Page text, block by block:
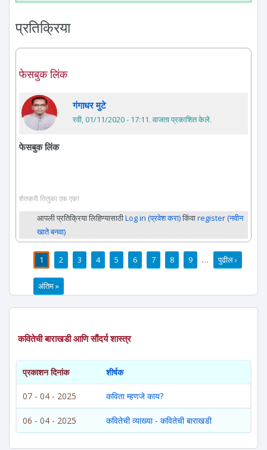
प्रतिक्रिया
फेसबुक लिंक
गंगाधर मुटे
रवी, 01/11/2020 - 17:11. वाजता प्रकाशित केले.
फेसबुक लिंक
शेतकरी तितुका एक एक!
आपली प्रतिक्रिया लिहिण्यासाठीLog in (प्रवेश करा)किंवाregister (नवीन
खाते बनवा)
पाने 1 2 3 4 5 6 7 8 9 … पुढील ›
अंतिम »
कवितेची बाराखडी आणि सौंदर्य शास्त्र
प्रकाशन दिनांक शीर्षक
07 - 04 - 2025 कविता म्हणजे काय?
06 - 04 - 2025 कवितेची व्याख्या - कवितेची बाराखडी